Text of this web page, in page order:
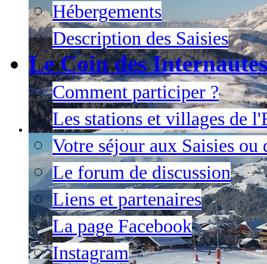
Hébergements
Description des Saisies
Le Coin des Internautes
Comment participer ?
Les stations et villages de
Votre séjour aux Saisies ou
Le forum de discussion
Liens et partenaires
La page Facebook
Instagram